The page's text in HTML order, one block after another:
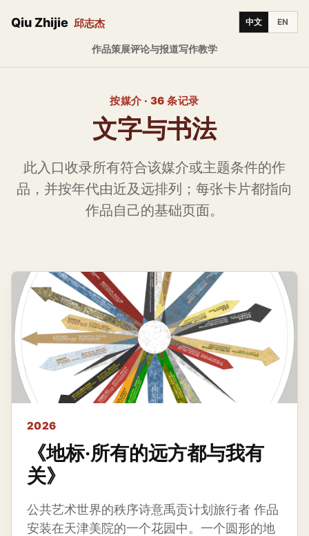
Qiu Zhijie 邱志杰
作品策展评论与报道写作教学
中文 EN
按媒介 · 36 条记录
文字与书法
此入口收录所有符合该媒介或主题条件的作
品，并按年代由近及远排列；每张卡片都指向
作品自己的基础页面。
2026
《地标·所有的远方都与我有
关》
公共艺术世界的秩序诗意禹贡计划旅行者 作品
安装在天津美院的一个花园中。一个圆形的地